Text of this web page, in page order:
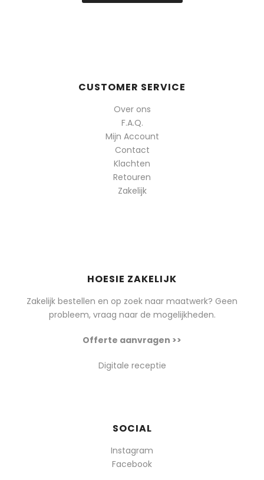
CUSTOMER SERVICE
Over ons
F.A.Q.
Mijn Account
Contact
Klachten
Retouren
Zakelijk
HOESIE ZAKELIJK
Zakelijk bestellen en op zoek naar maatwerk? Geen
probleem, vraag naar de mogelijkheden.
Offerte aanvragen >>
Digitale receptie
SOCIAL
Instagram
Facebook